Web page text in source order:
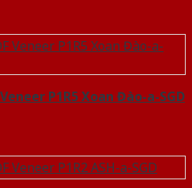
P1R5 Xoan Đào-a-SGD